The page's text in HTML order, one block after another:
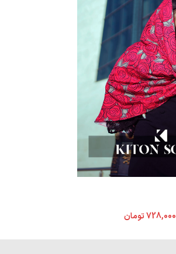
728,000تومان